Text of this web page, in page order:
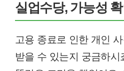
실업수당, 가능성
고용 종료로 인한 개인
받을 수 있는지 궁금하시